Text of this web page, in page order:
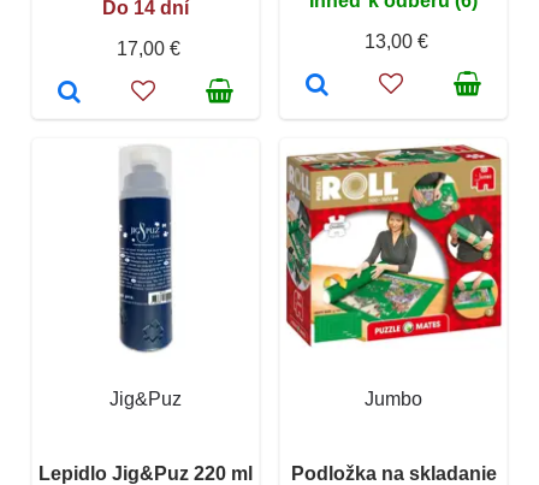
Do 14 dní
17,00 €
13,00 €
Jig&Puz
Lepidlo Jig&Puz 220 ml
Jumbo
Podložka na skladanie